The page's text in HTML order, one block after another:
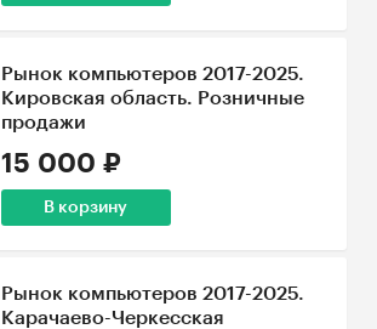
Рынок компьютеров 2017-2025.
Кировская область. Розничные
продажи
15 000 ₽
В корзину
Рынок компьютеров 2017-2025.
Карачаево-Черкесская